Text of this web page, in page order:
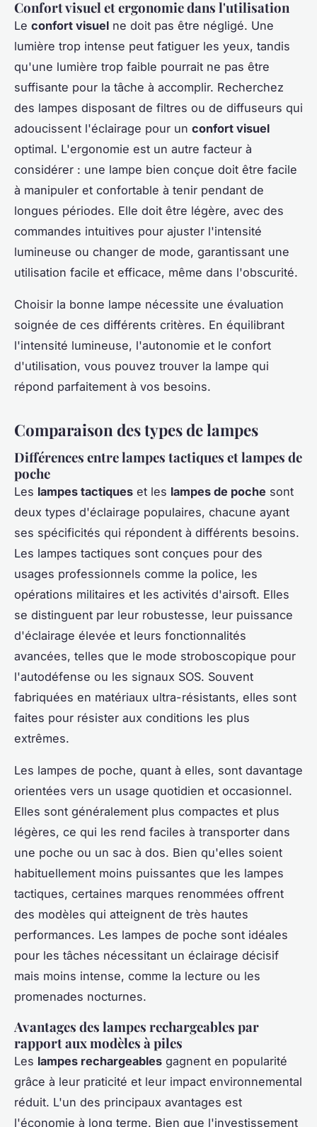
Confort visuel et ergonomie dans l'utilisation
Le confort visuel ne doit pas être négligé. Une
lumière trop intense peut fatiguer les yeux, tandis
qu'une lumière trop faible pourrait ne pas être
suffisante pour la tâche à accomplir. Recherchez
des lampes disposant de filtres ou de diffuseurs qui
adoucissent l'éclairage pour un confort visuel
optimal. L'ergonomie est un autre facteur à
considérer : une lampe bien conçue doit être facile
à manipuler et confortable à tenir pendant de
longues périodes. Elle doit être légère, avec des
commandes intuitives pour ajuster l'intensité
lumineuse ou changer de mode, garantissant une
utilisation facile et efficace, même dans l'obscurité.
Choisir la bonne lampe nécessite une évaluation
soignée de ces différents critères. En équilibrant
l'intensité lumineuse, l'autonomie et le confort
d'utilisation, vous pouvez trouver la lampe qui
répond parfaitement à vos besoins.
Comparaison des types de lampes
Différences entre lampes tactiques et lampes de
poche
Les lampes tactiques et les lampes de poche sont
deux types d'éclairage populaires, chacune ayant
ses spécificités qui répondent à différents besoins.
Les lampes tactiques sont conçues pour des
usages professionnels comme la police, les
opérations militaires et les activités d'airsoft. Elles
se distinguent par leur robustesse, leur puissance
d'éclairage élevée et leurs fonctionnalités
avancées, telles que le mode stroboscopique pour
l'autodéfense ou les signaux SOS. Souvent
fabriquées en matériaux ultra-résistants, elles sont
faites pour résister aux conditions les plus
extrêmes.
Les lampes de poche, quant à elles, sont davantage
orientées vers un usage quotidien et occasionnel.
Elles sont généralement plus compactes et plus
légères, ce qui les rend faciles à transporter dans
une poche ou un sac à dos. Bien qu'elles soient
habituellement moins puissantes que les lampes
tactiques, certaines marques renommées offrent
des modèles qui atteignent de très hautes
performances. Les lampes de poche sont idéales
pour les tâches nécessitant un éclairage décisif
mais moins intense, comme la lecture ou les
promenades nocturnes.
Avantages des lampes rechargeables par
rapport aux modèles à piles
Les lampes rechargeables gagnent en popularité
grâce à leur praticité et leur impact environnemental
réduit. L'un des principaux avantages est
l'économie à long terme. Bien que l'investissement